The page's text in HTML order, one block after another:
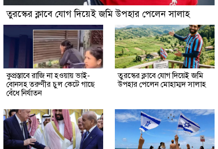
তুরস্কের ক্লাবে যোগ দিয়েই জমি উপহার পেলেন সালাহ
কুপ্রস্তাবে রাজি না হওয়ায় ভাই-
বোনসহ তরুণীর চুল কেটে গাছে
বেঁধে নির্যাতন
তুরস্কের ক্লাবে যোগ দিয়েই জমি
উপহার পেলেন মোহাম্মদ সালাহ